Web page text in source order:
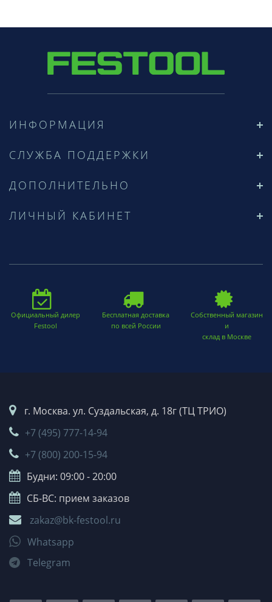
ИНФОРМАЦИЯ
СЛУЖБА ПОДДЕРЖКИ
ДОПОЛНИТЕЛЬНО
ЛИЧНЫЙ КАБИНЕТ
Официальный дилер
Festool
Бесплатная доставка
по всей России
Собственный магазин
и
склад в Москве
г. Москва. ул. Суздальская, д. 18г (ТЦ ТРИО)
+7 (495) 777-14-94
+7 (800) 200-15-94
Будни: 09:00 - 20:00
СБ-ВС: прием заказов
zakaz@bk-festool.ru
Whatsapp
Telegram